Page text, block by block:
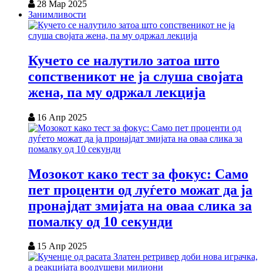
28 Мар 2025
Занимливости
Кучето се налутило затоа што
сопственикот не ја слуша својата
жена, па му одржал лекција
16 Апр 2025
Мозокот како тест за фокус: Само
пет проценти од луѓето можат да ја
пронајдат змијата на оваа слика за
помалку од 10 секунди
15 Апр 2025